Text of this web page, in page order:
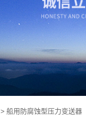
> 船用防腐蚀型压力变送器